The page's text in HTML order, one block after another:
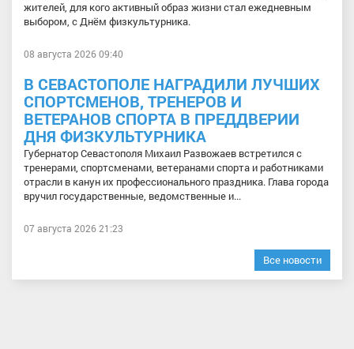
жителей, для кого активный образ жизни стал ежедневным
выбором, с Днём физкультурника.
08 августа 2026 09:40
В СЕВАСТОПОЛЕ НАГРАДИЛИ ЛУЧШИХ
СПОРТСМЕНОВ, ТРЕНЕРОВ И
ВЕТЕРАНОВ СПОРТА В ПРЕДДВЕРИИ
ДНЯ ФИЗКУЛЬТУРНИКА
Губернатор Севастополя Михаил Развожаев встретился с
тренерами, спортсменами, ветеранами спорта и работниками
отрасли в канун их профессионального праздника. Глава города
вручил государственные, ведомственные и...
07 августа 2026 21:23
Все новости